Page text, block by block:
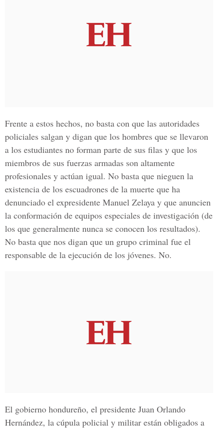
Frente a estos hechos, no basta con que las autoridades
policiales salgan y digan que los hombres que se llevaron
a los estudiantes no forman parte de sus filas y que los
miembros de sus fuerzas armadas son altamente
profesionales y actúan igual. No basta que nieguen la
existencia de los escuadrones de la muerte que ha
denunciado el expresidente Manuel Zelaya y que anuncien
la conformación de equipos especiales de investigación (de
los que generalmente nunca se conocen los resultados).
No basta que nos digan que un grupo criminal fue el
responsable de la ejecución de los jóvenes. No.
El gobierno hondureño, el presidente Juan Orlando
Hernández, la cúpula policial y militar están obligados a